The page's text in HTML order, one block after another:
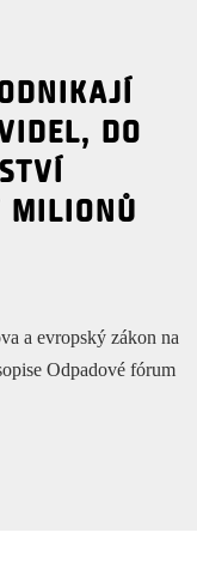
DO
MILIONŮ
a evropský zákon na
Odpadové fórum